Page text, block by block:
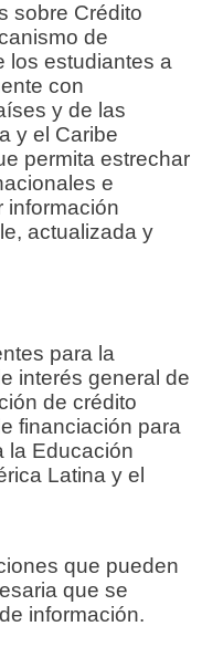
sobre Crédito
de
los estudiantes a
con
y de las
y el Caribe
permita estrechar
e
información
actualizada y
para la
interés general de
de crédito
financiación para
la Educación
Latina y el
que pueden
que se
información.